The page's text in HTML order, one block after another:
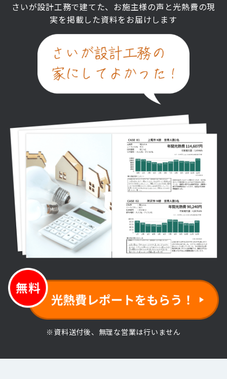
さいが設計工務で建てた、お施主様の声と光熱費の現
実を掲載した資料をお届けします
※資料送付後、無理な営業は行いません